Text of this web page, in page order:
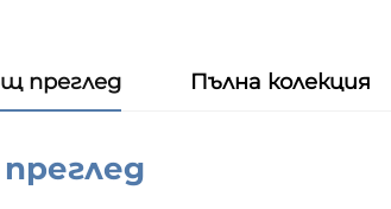
преглед Пълна колекция